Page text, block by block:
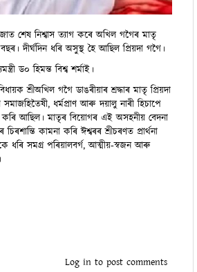
শেষ নিশ্বাস ত্যাগ কৰে অখিল গগৈৰ মাতৃ
দীৰ্ঘদিন ধৰি অসুস্থ হৈ আছিল প্ৰিয়দা গগৈ।
ড০ হিমন্ত বিশ্ব শৰ্মাই।
শ্রীঅখিল গগৈ ডাঙৰীয়াৰ শ্ৰদ্ধাৰ মাতৃ প্রিয়দা
ধৰ্মপ্ৰাণ আৰু দয়ালু নাৰী হিচাপে
কৰি আছিল। মাতৃৰ বিয়োগৰ এই অসহনীয় বেদনা
কামনা কৰি ঈশ্বৰৰ শ্ৰীচৰণত প্ৰাৰ্থনা
ধৰি সমগ্ৰ পৰিয়ালবৰ্গ, আত্মীয়-স্বজন আৰু
Log in to post comments